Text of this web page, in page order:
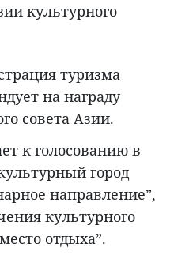
культурного
туризма
на награду
совета Азии.
к голосованию в
город
направление”,
культурного
отдыха”.